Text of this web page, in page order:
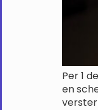
Per 1
en